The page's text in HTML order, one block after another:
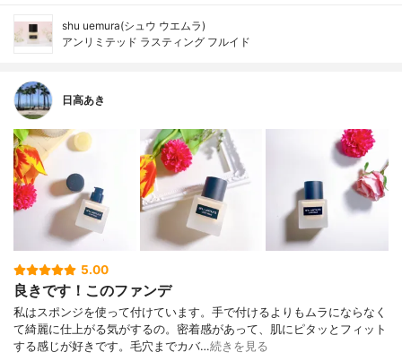
shu uemura(シュウ ウエムラ)
アンリミテッド ラスティング フルイド
日高あき
5.00
良きです！このファンデ
私はスポンジを使って付けています。手で付けるよりもムラにならなく
て綺麗に仕上がる気がするの。密着感があって、肌にピタッとフィット
する感じが好きです。毛穴までカバ…続きを見る